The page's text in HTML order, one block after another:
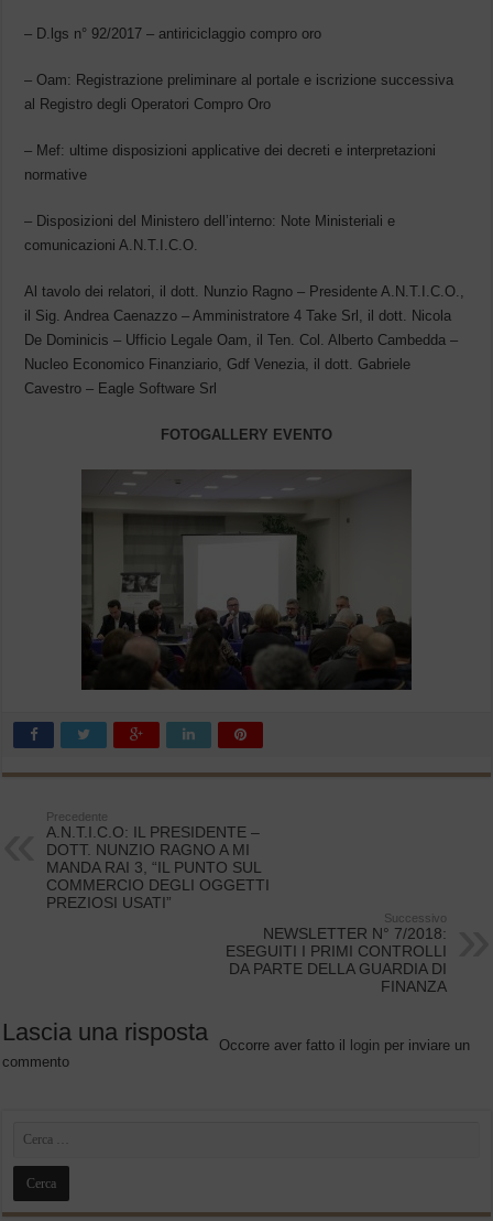
– D.lgs n° 92/2017 – antiriciclaggio compro oro
– Oam: Registrazione preliminare al portale e iscrizione successiva
al Registro degli Operatori Compro Oro
– Mef: ultime disposizioni applicative dei decreti e interpretazioni
normative
– Disposizioni del Ministero dell’interno: Note Ministeriali e
comunicazioni A.N.T.I.C.O.
Al tavolo dei relatori, il dott. Nunzio Ragno – Presidente A.N.T.I.C.O.,
il Sig. Andrea Caenazzo – Amministratore 4 Take Srl, il dott. Nicola
De Dominicis – Ufficio Legale Oam, il Ten. Col. Alberto Cambedda –
Nucleo Economico Finanziario, Gdf Venezia, il dott. Gabriele
Cavestro – Eagle Software Srl
FOTOGALLERY EVENTO
Precedente
A.N.T.I.C.O: IL PRESIDENTE –
DOTT. NUNZIO RAGNO A MI
MANDA RAI 3, “IL PUNTO SUL
COMMERCIO DEGLI OGGETTI
PREZIOSI USATI”
Successivo
NEWSLETTER N° 7/2018:
ESEGUITI I PRIMI CONTROLLI
DA PARTE DELLA GUARDIA DI
FINANZA
Lascia una risposta Occorre aver fatto il login per inviare un
commento